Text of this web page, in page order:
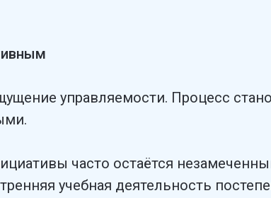
управляемости. Процесс
часто остаётся
учебная деятельность